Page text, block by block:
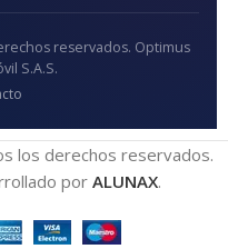
reservados. Optimus
S.A.S.
los derechos reservados.
porALUNAX.